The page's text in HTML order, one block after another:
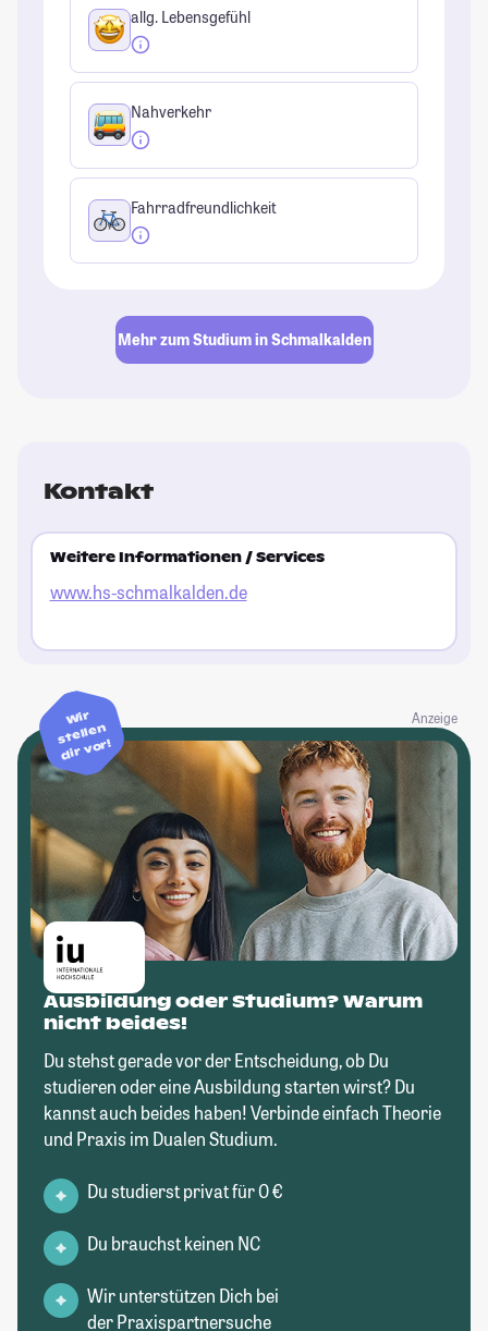
allg. Lebensgefühl
Nahverkehr
Fahrradfreundlichkeit
Mehr zum Studium in Schmalkalden
Kontakt
Weitere Informationen / Services
www.hs-schmalkalden.de
Anzeige
Wir
stellen
dir vor!
Ausbildung oder Studium? Warum
nicht beides!
Du stehst gerade vor der Entscheidung, ob Du
studieren oder eine Ausbildung starten wirst? Du
kannst auch beides haben! Verbinde einfach Theorie
und Praxis im Dualen Studium.
Du studierst privat für 0 €
Du brauchst keinen NC
Wir unterstützen Dich bei
der Praxispartnersuche